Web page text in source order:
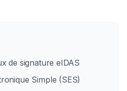
de signature eIDAS
Simple (SES)